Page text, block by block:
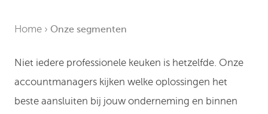
Home › Onze segmenten
Niet iedere professionele keuken is hetzelfde. Onze
accountmanagers kijken welke oplossingen het
beste aansluiten bij jouw onderneming en binnen